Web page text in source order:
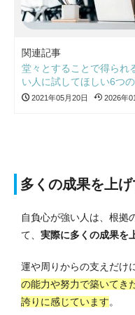
関連記事
堂々とすることで得られ
い人に試してほしい6つ
2021年05月20日 2026年
多くの成果を上
自負心が強い人は、根拠
て、 実際に多くの成果を
運や周りからの支えだけ
の能力や努力で築いてき
誇りに感じています。